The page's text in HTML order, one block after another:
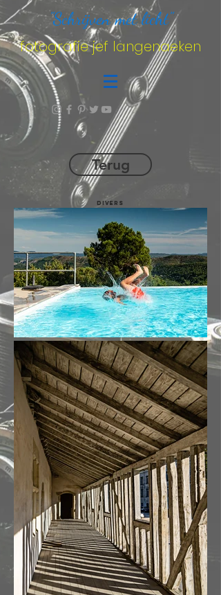
"Schrijven met licht"
fotografie jef langenaeken
Terug
divers